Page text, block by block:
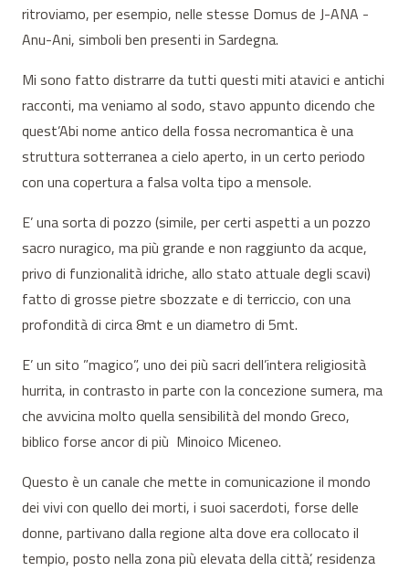
ritroviamo, per esempio, nelle stesse Domus de J-ANA -
Anu-Ani, simboli ben presenti in Sardegna.
Mi sono fatto distrarre da tutti questi miti atavici e antichi
racconti, ma veniamo al sodo, stavo appunto dicendo che
quest’Abi nome antico della fossa necromantica è una
struttura sotterranea a cielo aperto, in un certo periodo
con una copertura a falsa volta tipo a mensole.
E’ una sorta di pozzo (simile, per certi aspetti a un pozzo
sacro nuragico, ma più grande e non raggiunto da acque,
privo di funzionalità idriche, allo stato attuale degli scavi)
fatto di grosse pietre sbozzate e di terriccio, con una
profondità di circa 8mt e un diametro di 5mt.
E’ un sito ”magico”, uno dei più sacri dell’intera religiosità
hurrita, in contrasto in parte con la concezione sumera, ma
che avvicina molto quella sensibilità del mondo Greco,
biblico forse ancor di più Minoico Miceneo.
Questo è un canale che mette in comunicazione il mondo
dei vivi con quello dei morti, i suoi sacerdoti, forse delle
donne, partivano dalla regione alta dove era collocato il
tempio, posto nella zona più elevata della città’, residenza